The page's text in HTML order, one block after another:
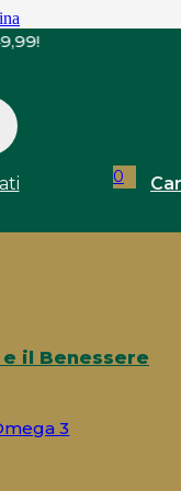
A 49,99!
0
il Benessere
3